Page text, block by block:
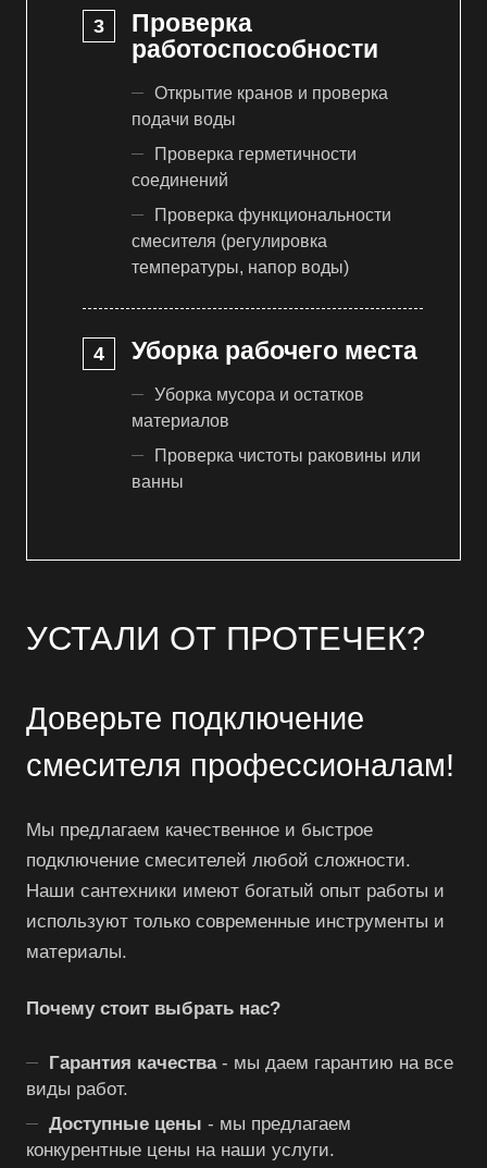
Проверка
работоспособности
Открытие кранов и проверка
подачи воды
Проверка герметичности
соединений
Проверка функциональности
смесителя (регулировка
температуры, напор воды)
Уборка рабочего места
Уборка мусора и остатков
материалов
Проверка чистоты раковины или
ванны
УСТАЛИ ОТ ПРОТЕЧЕК?
Доверьте подключение
смесителя профессионалам!
Мы предлагаем качественное и быстрое
подключение смесителей любой сложности.
Наши сантехники имеют богатый опыт работы и
используют только современные инструменты и
материалы.
Почему стоит выбрать нас?
Гарантия качества- мы даем гарантию на все
виды работ.
Доступные цены - мы предлагаем
конкурентные цены на наши услуги.